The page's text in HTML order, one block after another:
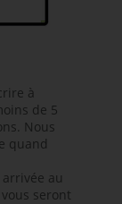
à
de 5
Nous
quand
au
seront